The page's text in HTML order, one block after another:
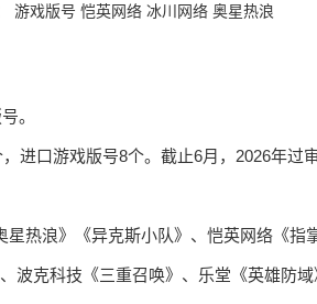
游戏版号 恺英网络 冰川网络 奥星热浪
。
进口游戏版号8个。截止6月，2026年过
热浪》《异克斯小队》、恺英网络《指
波克科技《三重召唤》、乐堂《英雄防